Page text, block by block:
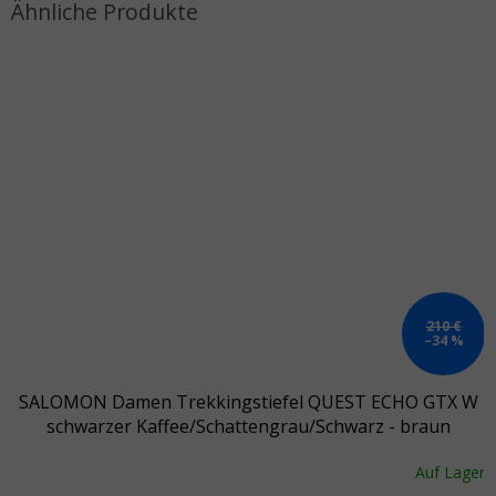
210 €
–34 %
SALOMON Damen Trekkingstiefel QUEST ECHO GTX W
schwarzer Kaffee/Schattengrau/Schwarz - braun
Auf Lager